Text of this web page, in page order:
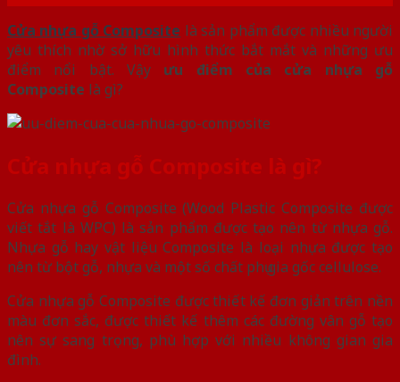
Cửa nhựa gỗ Composite là sản phẩm được nhiều người
yêu thích nhờ sở hữu hình thức bắt mắt và những ưu
điểm nổi bật. Vậy ưu điểm của cửa nhựa gỗ
Composite là gì?
Cửa nhựa gỗ Composite là gì?
Cửa nhựa gỗ Composite (Wood Plastic Composite được
viết tắt là WPC) là sản phẩm được tạo nên từ nhựa gỗ.
Nhựa gỗ hay vật liệu Composite là loại nhựa được tạo
nên từ bột gỗ, nhựa và một số chất phụ gia gốc cellulose.
Cửa nhựa gỗ Composite được thiết kế đơn giản trên nền
màu đơn sắc, được thiết kế thêm các đường vân gỗ tạo
nên sự sang trọng, phù hợp với nhiều không gian gia
đình.